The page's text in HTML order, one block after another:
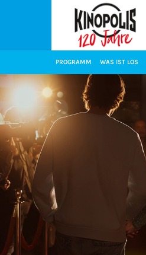
PROGRAMM WAS IST LOS